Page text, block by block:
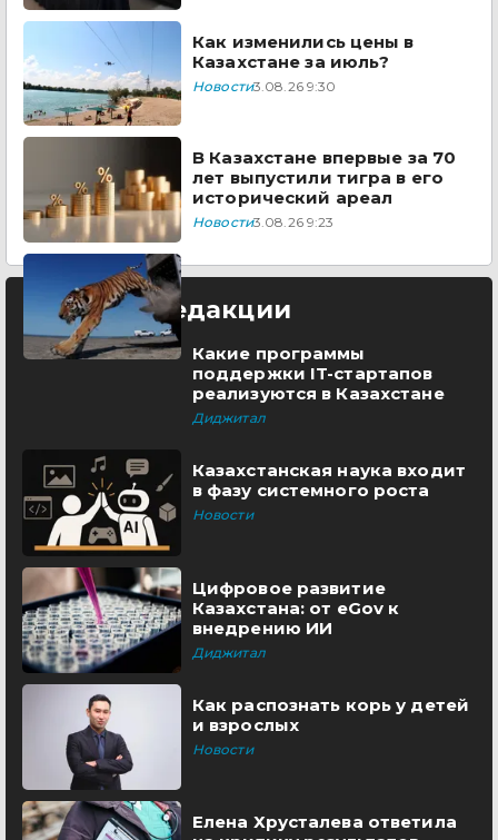
Как изменились цены в
Казахстане за июль?
Новости3.08.26 9:30
В Казахстане впервые за 70
лет выпустили тигра в его
исторический ареал
Новости3.08.26 9:23
Выбор редакции
Какие программы
поддержки IT-стартапов
реализуются в Казахстане
Диджитал
Казахстанская наука входит
в фазу системного роста
Новости
Цифровое развитие
Казахстана: от eGov к
внедрению ИИ
Диджитал
Как распознать корь у детей
и взрослых
Новости
Елена Хрусталева ответила